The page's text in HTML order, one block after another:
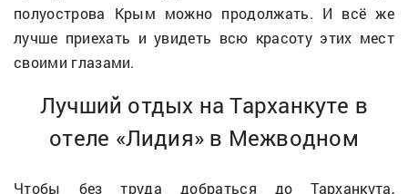
полуострова Крым можно продолжать. И всё же
лучше приехать и увидеть всю красоту этих мест
своими глазами.
Лучший отдых на Тарханкуте в
отеле «Лидия» в Межводном
Чтобы без труда добраться до Тарханкута,